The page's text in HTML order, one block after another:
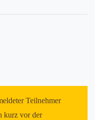
Teilnehmer
kurz vor der